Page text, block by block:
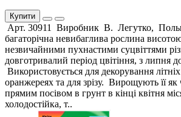
Купити
Арт. 30911 Виробник В. Легутко,
багаторічна невибаглива рослина
незвичайними пухнастими суцвіттями
довготривалий період цвітіння, з липня
Використовується для декорування
оранжереях та для зрізу. Вирощують її як
прямим посівом в грунт в кінці квітня
холодостійка, т..